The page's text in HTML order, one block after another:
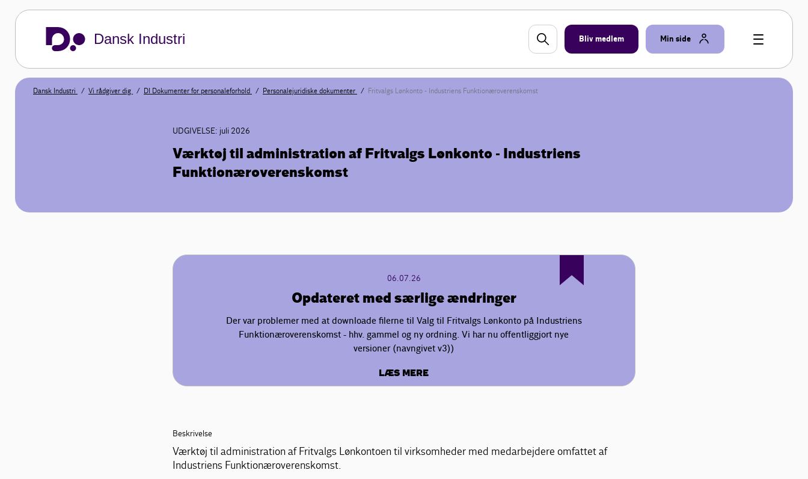
Dansk Industri Bliv medlem Min side
Dansk Industri Vi rådgiver dig DI Dokumenter for personaleforhold Personalejuridiske dokumenter Fritvalgs Lønkonto - Industriens Funktionæroverenskomst
UDGIVELSE: juli 2026
Værktøj til administration af Fritvalgs Lønkonto - Industriens
Funktionæroverenskomst
06.07.26
Opdateret med særlige ændringer
Der var problemer med at downloade filerne til Valg til Fritvalgs Lønkonto på Industriens
Funktionæroverenskomst - hhv. gammel og ny ordning. Vi har nu offentliggjort nye
versioner (navngivet v3))
LÆS MERE
Beskrivelse
Værktøj til administration af Fritvalgs Lønkontoen til virksomheder med medarbejdere omfattet af
Industriens Funktionæroverenskomst.